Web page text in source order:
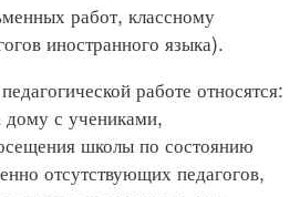
работ, классному
иностранного языка).
работе относятся:
дому с учениками,
школы по состоянию
отсутствующих педагогов,